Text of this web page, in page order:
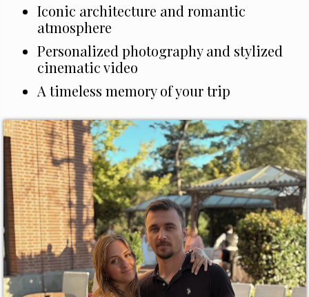
Iconic architecture and romantic
atmosphere
Personalized photography and stylized
cinematic video
A timeless memory of your trip